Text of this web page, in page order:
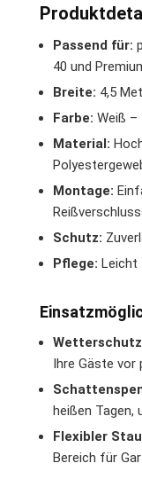
Passend für:
40 und
Breite: 4,5
Farbe: Weiß –
Material:
Montage:
Schutz:
Pflege: Leicht
Ihre Gäste vor
heißen Tagen,
Flexibler
Bereich für